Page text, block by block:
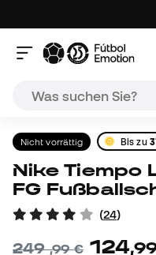
Nicht vorrättig Bis zu
Nike Tiempo Legend 10 Elite
FG
(24)
249,99 € 124,